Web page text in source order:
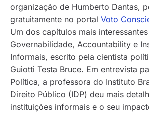
organização de Humberto Dantas,
gratuitamente no portal Voto
Um dos capítulos mais
Governabilidade, Accountability e
Informais, escrito pela cientista
Guiotti Testa Bruce. Em entrevista
Política, a professora do Instituto
Direito Público (IDP) deu mais
instituições informais e o seu